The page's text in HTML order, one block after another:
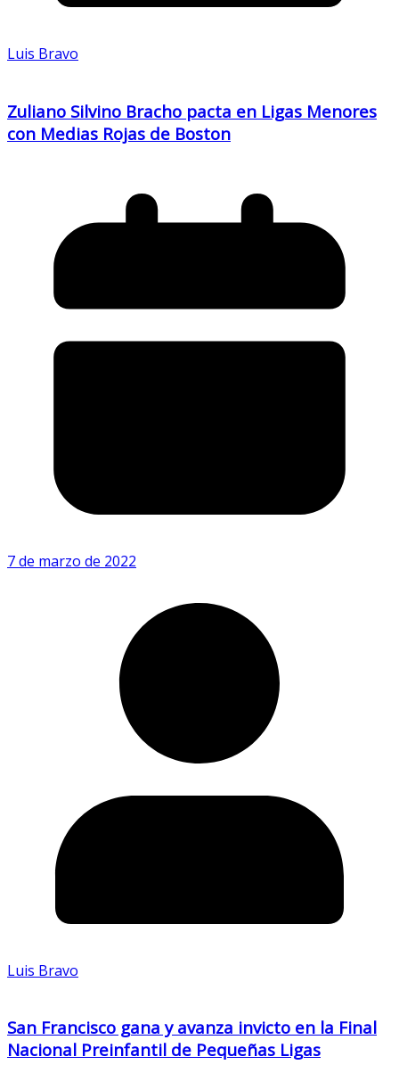
Luis Bravo
Zuliano Silvino Bracho pacta en Ligas Menores
con Medias Rojas de Boston
7 de marzo de 2022
Luis Bravo
San Francisco gana y avanza invicto en la Final
Nacional Preinfantil de Pequeñas Ligas